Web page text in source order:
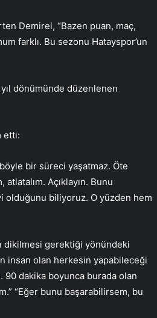
Demirel, “Bazen puan, maç,
farklı. Bu sezonu Hatayspor’un
dönümünde düzenlenen
etti:
bir süreci yaşatmaz. Öte
Açıklayın. Bunu
olduğunu biliyoruz. O yüzden hem
dikilmesi gerektiği yönündeki
insan olan herkesin yapabileceği
dakika boyunca burada olan
“Eğer bunu başarabilirsem, bu